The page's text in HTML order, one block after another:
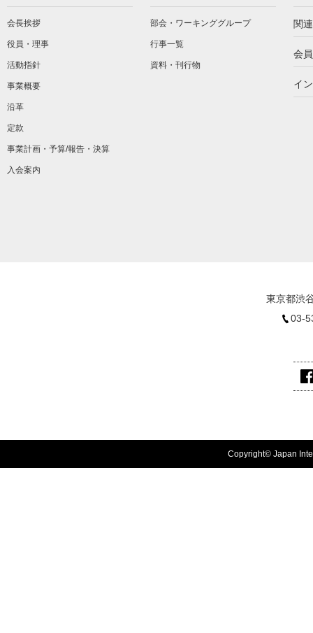
会長挨拶
役員・理事
活動指針
事業概要
沿革
定款
事業計画・予算/報告・決算
入会案内
部会・ワーキンググループ
行事一覧
資料・刊行物
関
会
イ
東京都渋
03-
Copyright© Japan